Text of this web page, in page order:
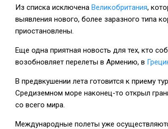
Из списка исключена Великобритания,
выявления нового, более заразного типа
приостановлены.
Еще одна приятная новость для тех, кто
возобновляет перелеты в Армению, в
В предвкушении лета готовится к приему
Средиземном море наконец-то открыл
со всего мира.
Международные полеты уже